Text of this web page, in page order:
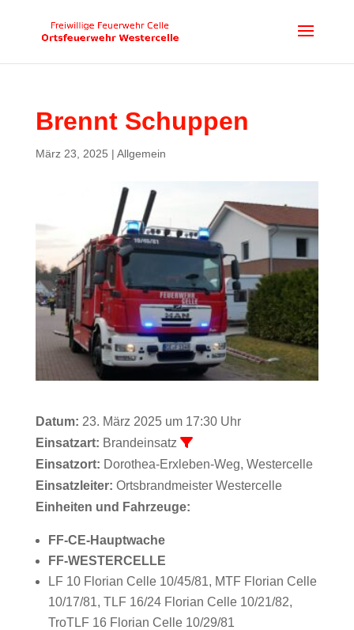
Brennt Schuppen
März 23, 2025 | Allgemein
Datum: 23. März 2025 um 17:30 Uhr
Einsatzart: Brandeinsatz
Einsatzort: Dorothea-Erxleben-Weg, Westercelle
Einsatzleiter: Ortsbrandmeister Westercelle
Einheiten und Fahrzeuge:
FF-CE-Hauptwache
FF-WESTERCELLE
LF 10 Florian Celle 10/45/81, MTF Florian Celle
10/17/81, TLF 16/24 Florian Celle 10/21/82,
TroTLF 16 Florian Celle 10/29/81